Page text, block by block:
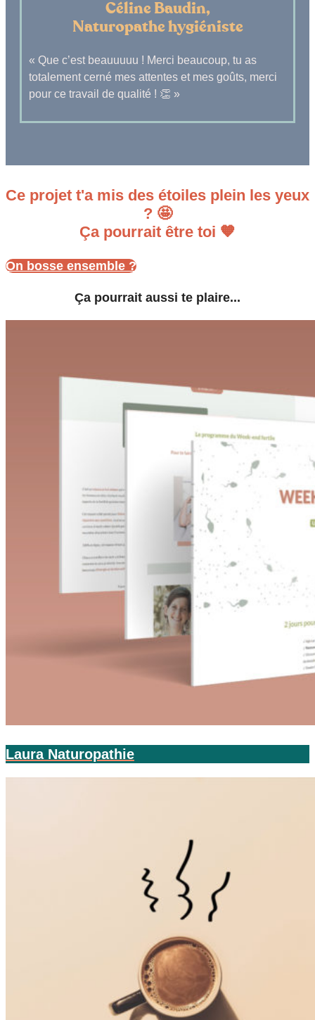
Céline Baudin,
Naturopathe hygiéniste
« Que c’est beauuuuu ! Merci beaucoup, tu as
totalement cerné mes attentes et mes goûts, merci
pour ce travail de qualité ! 👏 »
Ce projet t'a mis des étoiles plein les yeux
? 🤩
Ça pourrait être toi 🧡
On bosse ensemble ?
Ça pourrait aussi te plaire...
Laura Naturopathie